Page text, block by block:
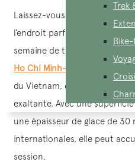
Trek
Laissez-vous embarquer par
l’endroit parfait pour vous
semaine de travail. Située au
Ho Chi Minh-Ville
du Vietnam, offre une
exaltante. Avec une
une épaisseur de glace de
internationales, elle peut
session.